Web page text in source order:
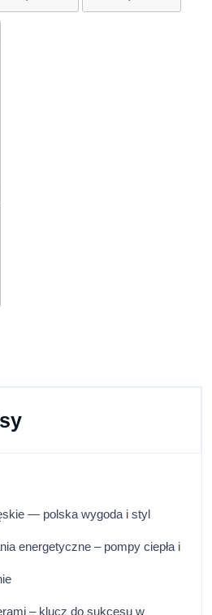
Boheme
— polska wygoda i styl
energetyczne – pompy ciepła i
– klucz do sukcesu w